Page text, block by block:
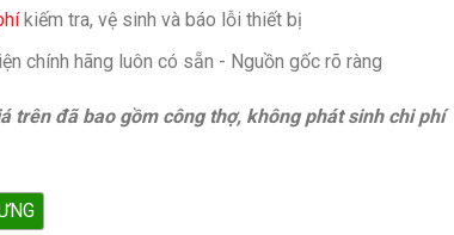
kiếm tra, vệ sinh và báo lỗi thiết bị
chính hãng luôn có sẵn - Nguồn gốc rõ ràng
trên đã bao gồm công thợ, không phát sinh chi phí